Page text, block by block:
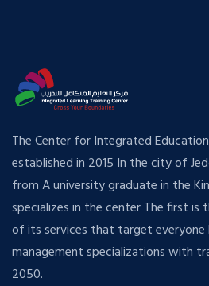
The Center for Integrated
established in 2015 In the city of
from A university graduate in the
specializes in the center The first is
of its services that target everyone
management specializations with
2050.